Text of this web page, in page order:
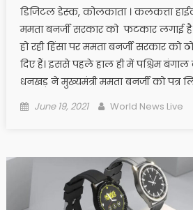
डिजिटल डेस्क, कोलकाता । कलकत्ता
ममता बनर्जी सरकार को फटकार लगाई
हो रही हिंसा पर ममता बनर्जी सरकार
दिए हैं। इससे पहले हाल ही में पश्चिम
धनखड़ ने मुख्यमंत्री ममता बनर्जी को पत्र
Posted on
June 19, 2021 Author
World News Live